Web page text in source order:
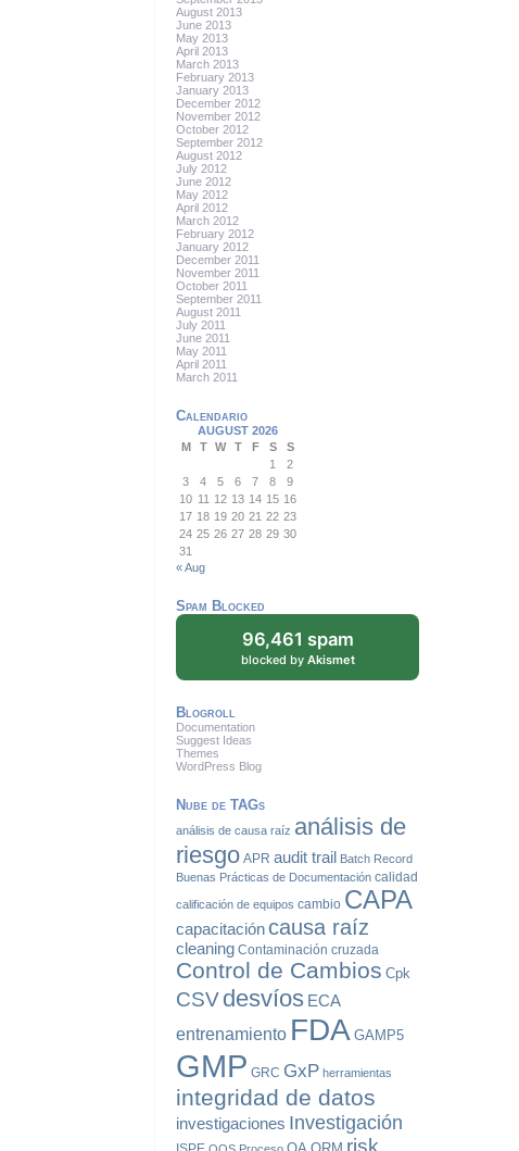
August 2013
June 2013
May 2013
April 2013
March 2013
February 2013
January 2013
December 2012
November 2012
October 2012
September 2012
August 2012
July 2012
June 2012
May 2012
April 2012
March 2012
February 2012
January 2012
December 2011
November 2011
October 2011
September 2011
August 2011
July 2011
June 2011
May 2011
April 2011
March 2011
Calendario
AUGUST 2026
M
T W T F S
S
1
2
3
4 5 6 7 8
9
10 11 12 13 14 15 16
17 18 19 20 21 22 23
24 25 26 27 28 29 30
31
« Aug
Spam Blocked
96,461 spam
blocked by Akismet
Blogroll
Documentation
Suggest Ideas
Themes
WordPress Blog
Nube de TAGs
análisis de causa raíz análisis de
riesgo APR audit trail Batch Record
Buenas Prácticas de Documentación calidad
calificación de equipos cambio CAPA
capacitacióncausa raíz
cleaning Contaminación cruzada
Control de Cambios Cpk
CSVdesvíos ECA
entrenamiento FDA GAMP5
GMP GRC GxP herramientas
integridad de datos
investigaciones Investigación
risk